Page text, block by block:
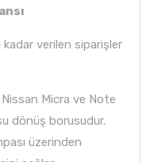
verilen siparişler
Micra ve Note
dönüş borusudur.
üzerinden